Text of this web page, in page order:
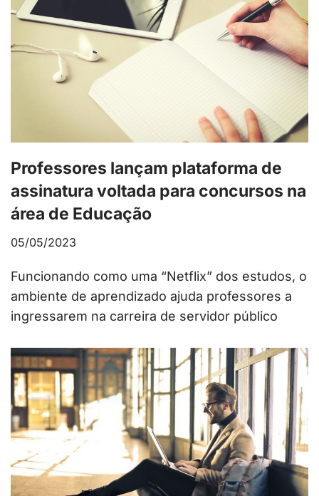
Professores lançam plataforma de
assinatura voltada para concursos na
área de Educação
05/05/2023
Funcionando como uma “Netflix” dos estudos, o
ambiente de aprendizado ajuda professores a
ingressarem na carreira de servidor público